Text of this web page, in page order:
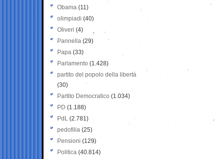
Obama (11)
olimpiadi (40)
Oliveri (4)
Pannella (29)
Papa (33)
Parlamento (1.428)
partito del popolo della libertà
(30)
Partito Democratico (1.034)
PD (1.188)
PdL (2.781)
pedofilia (25)
Pensioni (129)
Politica (40.814)